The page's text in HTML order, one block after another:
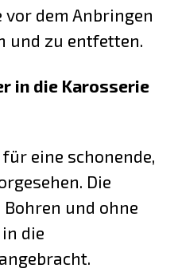
vor dem Anbringen
und zu entfetten.
in die Karosserie
eine schonende,
Die
und ohne
die